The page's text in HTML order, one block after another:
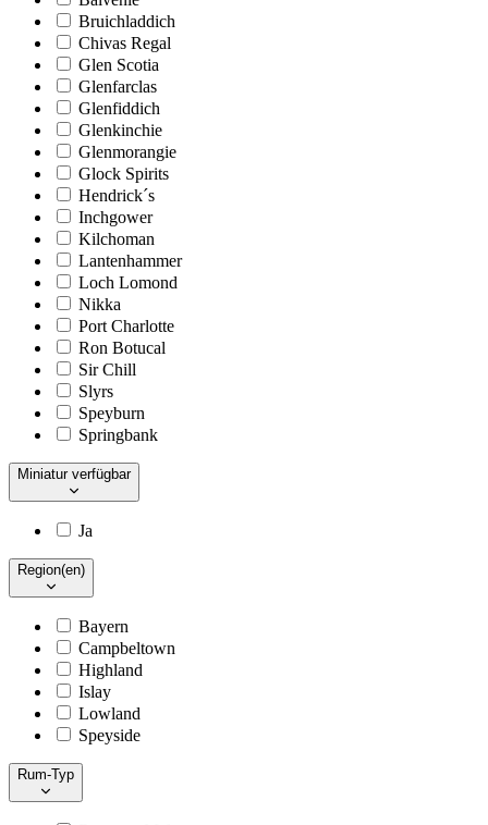
Bruichladdich
Chivas Regal
Glen Scotia
Glenfarclas
Glenfiddich
Glenkinchie
Glenmorangie
Glock Spirits
Hendrick´s
Inchgower
Kilchoman
Lantenhammer
Loch Lomond
Nikka
Port Charlotte
Ron Botucal
Sir Chill
Slyrs
Speyburn
Springbank
Miniatur verfügbar
Ja
Region(en)
Bayern
Campbeltown
Highland
Islay
Lowland
Speyside
Rum-Typ